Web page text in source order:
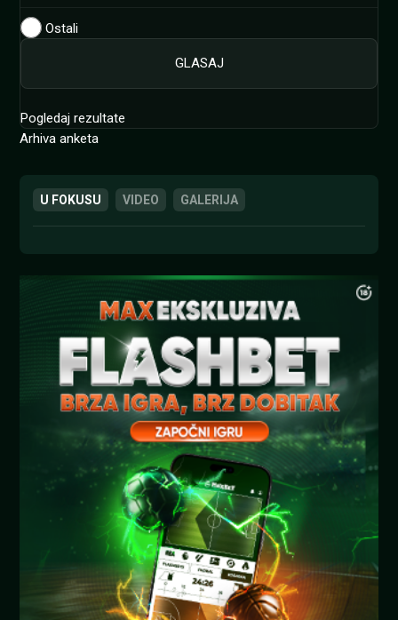
Ostali
Pogledaj rezultate
Arhiva anketa
U FOKUSU VIDEO GALERIJA